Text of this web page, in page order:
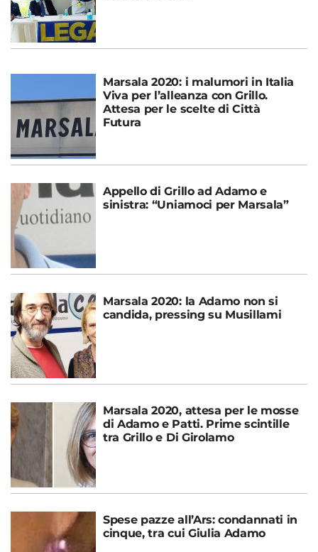
Marsala 2020: i malumori in Italia
Viva per l’alleanza con Grillo.
Attesa per le scelte di Città
Futura
Appello di Grillo ad Adamo e
sinistra: “Uniamoci per Marsala”
Marsala 2020: la Adamo non si
candida, pressing su Musillami
Marsala 2020, attesa per le mosse
di Adamo e Patti. Prime scintille
tra Grillo e Di Girolamo
Spese pazze all’Ars: condannati in
cinque, tra cui Giulia Adamo